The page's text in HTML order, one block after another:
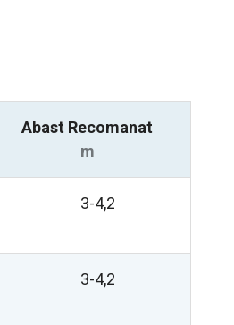
Abast Recomanat
m
3-4,2
3-4,2